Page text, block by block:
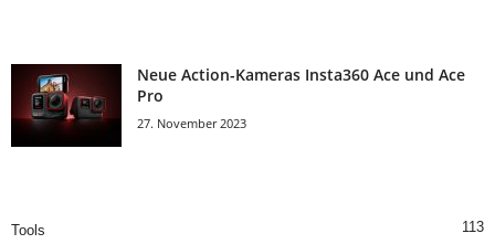
Neue Action-Kameras Insta360 Ace und Ace
Pro
27. November 2023
Tools 113